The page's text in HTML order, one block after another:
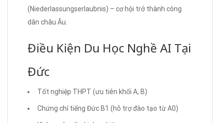
(Niederlassungserlaubnis) – cơ hội trở thành công
dân châu Âu.
Điều Kiện Du Học Nghề AI Tại
Đức
Tốt nghiệp THPT (ưu tiên khối A, B)
Chứng chỉ tiếng Đức B1 (hỗ trợ đào tạo từ A0)